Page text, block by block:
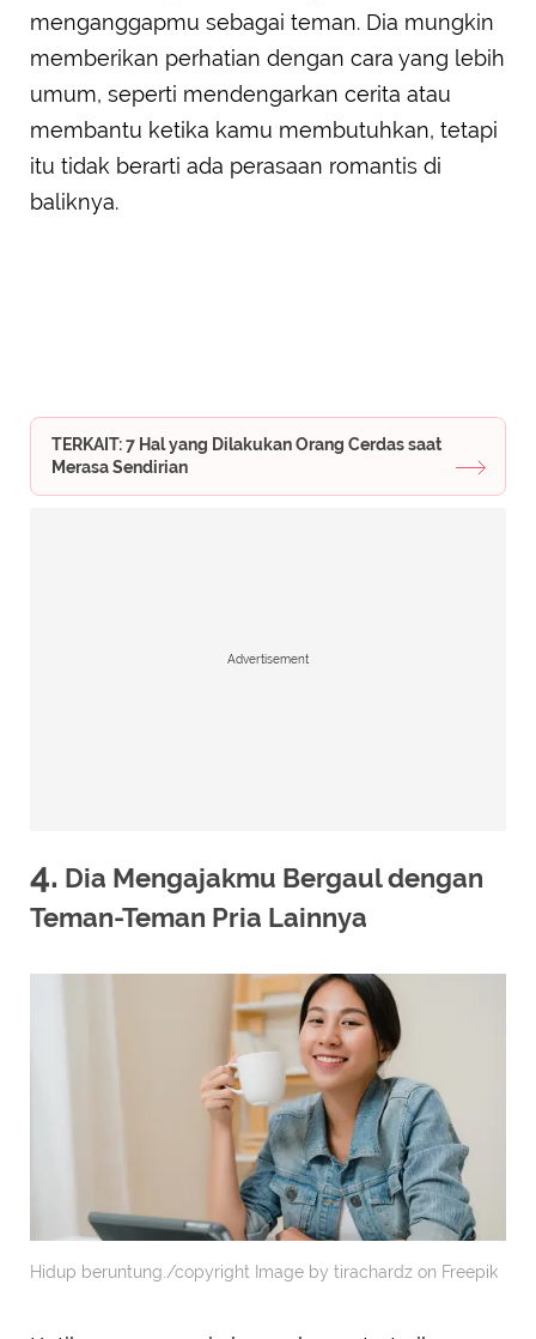
menganggapmu sebagai teman. Dia mungkin
memberikan perhatian dengan cara yang lebih
umum, seperti mendengarkan cerita atau
membantu ketika kamu membutuhkan, tetapi
itu tidak berarti ada perasaan romantis di
baliknya.
TERKAIT: 7 Hal yang Dilakukan Orang Cerdas saat
Merasa Sendirian
Advertisement
4. Dia Mengajakmu Bergaul dengan
Teman-Teman Pria Lainnya
Hidup beruntung./copyright Image by tirachardz on Freepik